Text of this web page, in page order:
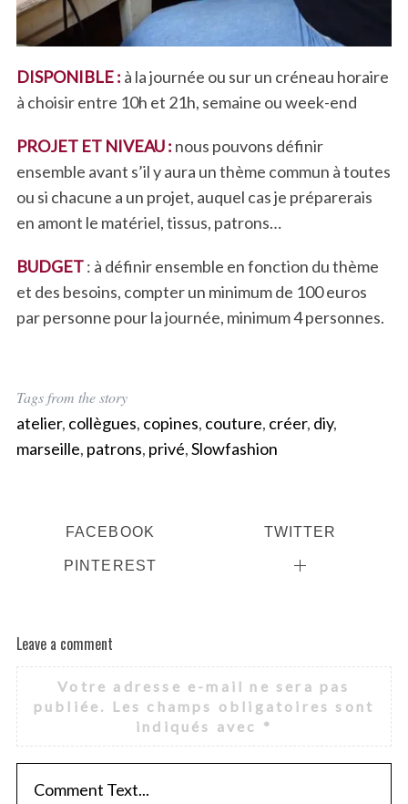
DISPONIBLE : à la journée ou sur un créneau horaire
à choisir entre 10h et 21h, semaine ou week-end
PROJET ET NIVEAU : nous pouvons définir
ensemble avant s’il y aura un thème commun à toutes
ou si chacune a un projet, auquel cas je préparerais
en amont le matériel, tissus, patrons…
BUDGET: à définir ensemble en fonction du thème
et des besoins, compter un minimum de 100 euros
par personne pour la journée, minimum 4 personnes.
Tags from the story
atelier, collègues, copines, couture, créer, diy,
marseille, patrons, privé,Slowfashion
FACEBOOK TWITTER
PINTEREST
Leave a comment
Votre adresse e-mail ne sera pas
publiée.
Les champs obligatoires sont
indiqués avec *